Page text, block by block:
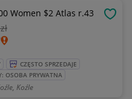
Women $2 Atlas r.43
CZĘSTO SPRZEDAJE
OSOBA PRYWATNA
Koźle